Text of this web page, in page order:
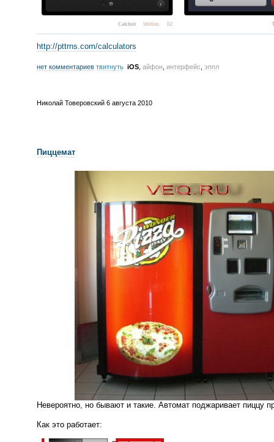
http://pttrns.com/calculators
нет комментариев твитнуть iOS айфон интерфейс эппл
Николай Товеровский 6 августа 2010
Пиццемат
Невероятно, но бывают и такие. Автомат поджаривает пиццу
Как это работает: